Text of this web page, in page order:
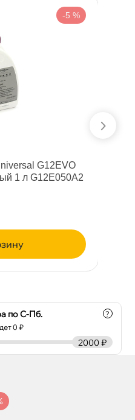
-5 %
G12EVO
1 л G12E050A2
по С-Пб.
0 ₽
?
2000 ₽